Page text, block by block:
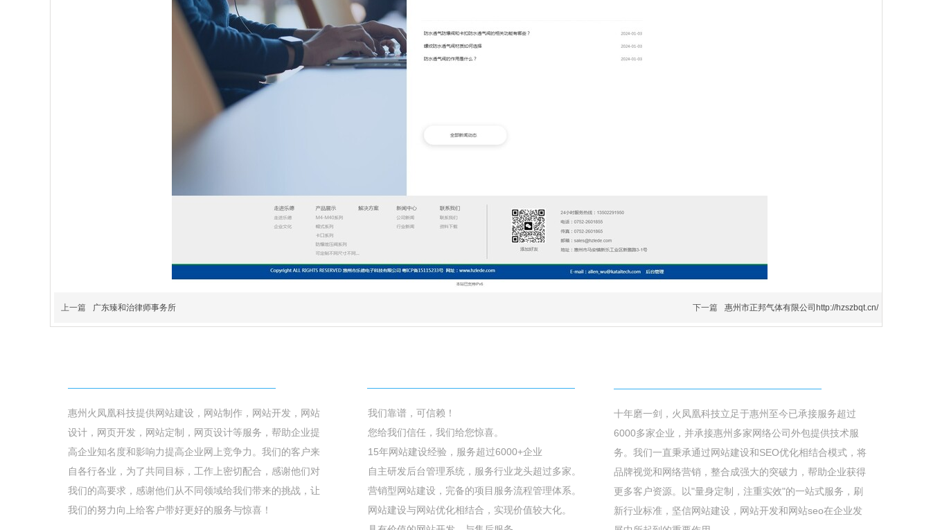
上一篇 广东臻和治律师事务所 下一篇 惠州市正邦气体有限公司http://hzszbqt.cn/
惠州火凤凰科技提供网站建设，网站制作，网站开发，网站
设计，网页开发 ，网站定制，网页设计等服务，帮助企业提
高企业知名度和影响力提高企业网上竞争力。我们的客户来
自各行各业，为了共同目标，工作上密切配合，感谢他们对
我们的高要求，感谢他们从不同领域给我们带来的挑战，让
我们的努力向上给客户带好更好的服务与惊喜！
我们靠谱，可信赖！
您给我们信任，我们给您惊喜。
15年网站建设经验，服务超过6000+企业
自主研发后台管理系统，服务行业龙头超过多家。
营销型网站建设，完备的项目服务流程管理体系。
网站建设与网站优化相结合，实现价值较大化。
十年磨一剑，火凤凰科技立足于惠州至今已承接服务超过
6000多家企业，并承接惠州多家网络公司外包提供技术服
务。我们一直秉承通过网站建设和SEO优化相结合模式，将
品牌视觉和网络营销，整合成强大的突破力，帮助企业获得
更多客户资源。以"量身定制，注重实效"的一站式服务，刷
新行业标准，坚信网站建设，网站开发和网站seo在企业发